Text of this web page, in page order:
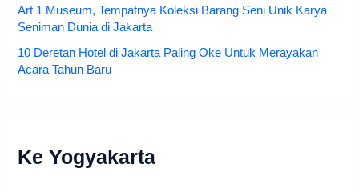
Art 1 Museum, Tempatnya Koleksi Barang Seni Unik Karya
Seniman Dunia di Jakarta
10 Deretan Hotel di Jakarta Paling Oke Untuk Merayakan
Acara Tahun Baru
Ke Yogyakarta